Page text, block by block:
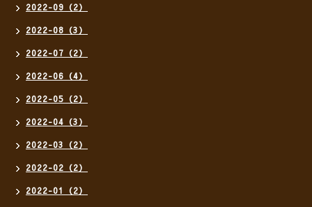
2022-09（2）
2022-08（3）
2022-07（2）
2022-06（4）
2022-05（2）
2022-04（3）
2022-03（2）
2022-02（2）
2022-01（2）